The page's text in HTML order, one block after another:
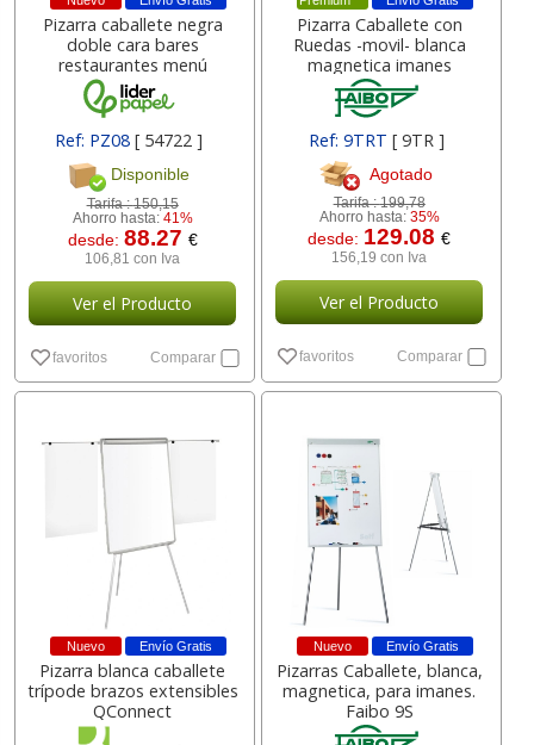
Pizarra caballete negra
doble cara bares
restaurantes menú
Ref: PZ08[ 54722 ]
Disponible
Tarifa :150,15
Ahorro hasta: 41%
desde: 88.27 €
106,81 con Iva
Ver el Producto
favoritos Comparar
Pizarra Caballete con
Ruedas -movil- blanca
magnetica imanes
Ref: 9TRT [ 9TR ]
Agotado
Tarifa :199,78
Ahorro hasta: 35%
desde: 129.08€
156,19 con Iva
Ver el Producto
favoritos Comparar
Envío Gratis
Nuevo
Pizarra blanca caballete
trípode brazos extensibles
QConnect
Envío Gratis
Nuevo
Pizarras Caballete, blanca,
magnetica, para imanes.
Faibo 9S